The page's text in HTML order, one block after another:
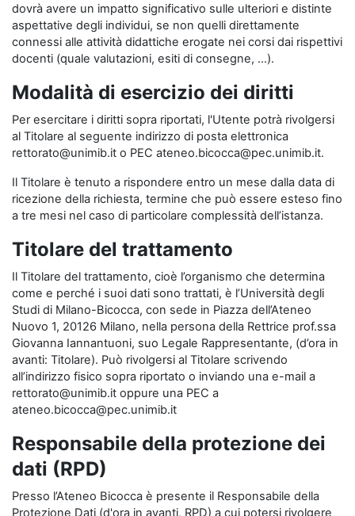
dovrà avere un impatto significativo sulle ulteriori e distinte
aspettative degli individui, se non quelli direttamente
connessi alle attività didattiche erogate nei corsi dai rispettivi
docenti (quale valutazioni, esiti di consegne, …).
Modalità di esercizio dei diritti
Per esercitare i diritti sopra riportati, l'Utente potrà rivolgersi
al Titolare al seguente indirizzo di posta elettronica
rettorato@unimib.it o PEC ateneo.bicocca@pec.unimib.it.
Il Titolare è tenuto a rispondere entro un mese dalla data di
ricezione della richiesta, termine che può essere esteso fino
a tre mesi nel caso di particolare complessità dell’istanza.
Titolare del trattamento
Il Titolare del trattamento, cioè l’organismo che determina
come e perché i suoi dati sono trattati, è l’Università degli
Studi di Milano-Bicocca, con sede in Piazza dell’Ateneo
Nuovo 1, 20126 Milano, nella persona della Rettrice prof.ssa
Giovanna Iannantuoni, suo Legale Rappresentante, (d’ora in
avanti: Titolare). Può rivolgersi al Titolare scrivendo
all’indirizzo fisico sopra riportato o inviando una e-mail a
rettorato@unimib.it oppure una PEC a
ateneo.bicocca@pec.unimib.it
Responsabile della protezione dei
dati (RPD)
Presso l’Ateneo Bicocca è presente il Responsabile della
Protezione Dati (d'ora in avanti, RPD) a cui potersi rivolgere